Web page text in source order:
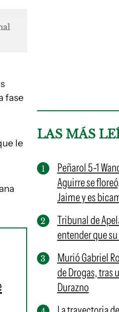
fase
le
LAS MÁS
Peñarol 5-1
Aguirre se
Jaime y es
Tribunal de
entender que
Murió Gabriel
de Drogas, tras
Durazno